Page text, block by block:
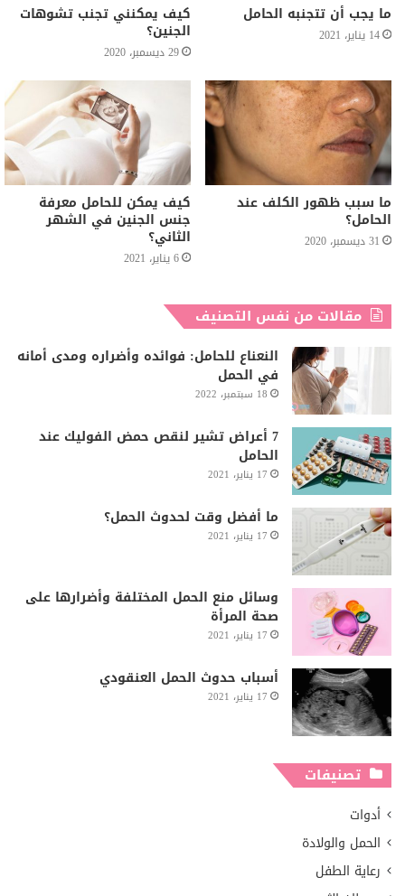
ما يجب أن تتجنبه الحامل
14 يناير، 2021
كيف يمكنني تجنب تشوهات
الجنين؟
29 ديسمبر، 2020
ما سبب ظهور الكلف عند
الحامل؟
31 ديسمبر، 2020
كيف يمكن للحامل معرفة
جنس الجنين في الشهر
الثاني؟
6 يناير، 2021
مقالات من نفس التصنيف
النعناع للحامل: فوائده وأضراره ومدى أمانه
في الحمل
18 سبتمبر، 2022
7 أعراض تشير لنقص حمض الفوليك عند
الحامل
17 يناير، 2021
ما أفضل وقت لحدوث الحمل؟
17 يناير، 2021
وسائل منع الحمل المختلفة وأضرارها على
صحة المرأة
17 يناير، 2021
أسباب حدوث الحمل العنقودي
17 يناير، 2021
تصنيفات
أدوات
الحمل والولادة
رعاية الطفل